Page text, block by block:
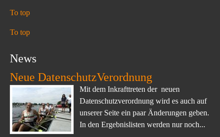
To top
To top
News
Neue DatenschutzVerordnung
Mit dem Inkrafttreten der neuen
Datenschutzverordnung wird es auch auf
unserer Seite ein paar Änderungen geben.
In den Ergebnislisten werden nur noch...